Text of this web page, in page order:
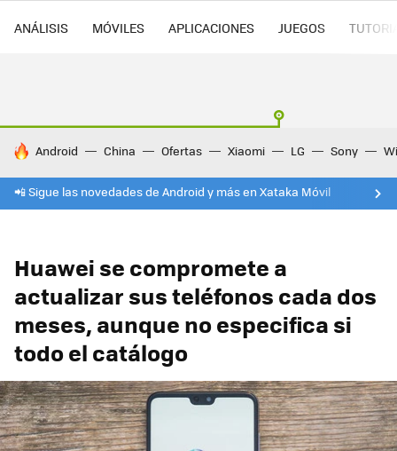
ANÁLISIS MÓVILES APLICACIONES JUEGOS
HOY SE HABLA DE
Android China Ofertas Xiaomi LG Sony
📲 Sigue las novedades de Android y más en Xataka Móvil
Huawei se compromete a
actualizar sus teléfonos cada dos
meses, aunque no especifica si
todo el catálogo